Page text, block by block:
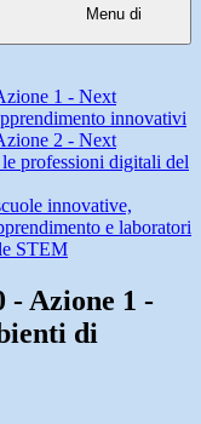
Menu di
1 - Next
innovativi
2 - Next
professioni digitali del
innovative,
e laboratori
STEM
- Azione 1 -
di